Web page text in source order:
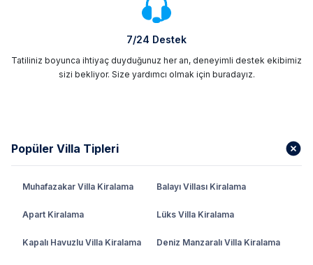
7/24 Destek
Tatiliniz boyunca ihtiyaç duyduğunuz her an, deneyimli destek ekibimiz
sizi bekliyor. Size yardımcı olmak için buradayız.
Popüler Villa Tipleri
Muhafazakar Villa Kiralama Balayı Villası Kiralama
Apart Kiralama Lüks Villa Kiralama
Kapalı Havuzlu Villa Kiralama Deniz Manzaralı Villa Kiralama